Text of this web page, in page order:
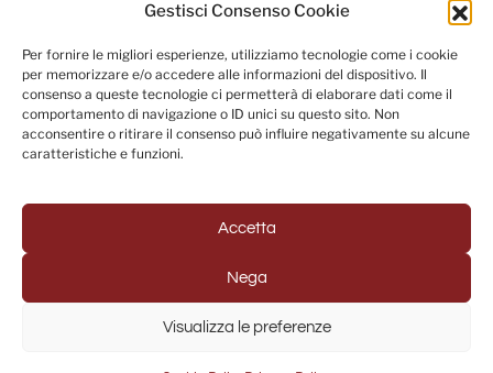
Gestisci Consenso Cookie
Per fornire le migliori esperienze, utilizziamo tecnologie come i cookie
per memorizzare e/o accedere alle informazioni del dispositivo. Il
consenso a queste tecnologie ci permetterà di elaborare dati come il
comportamento di navigazione o ID unici su questo sito. Non
acconsentire o ritirare il consenso può influire negativamente su alcune
caratteristiche e funzioni.
Accetta
Nega
Visualizza le preferenze
Redazione
Categorie
Link utili
Seguici sui social